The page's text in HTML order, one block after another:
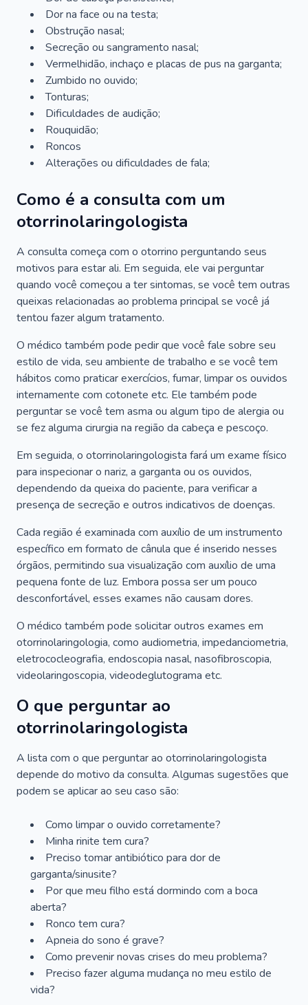
Dor na face ou na testa;
Obstrução nasal;
Secreção ou sangramento nasal;
Vermelhidão, inchaço e placas de pus na garganta;
Zumbido no ouvido;
Tonturas;
Dificuldades de audição;
Rouquidão;
Roncos
Alterações ou dificuldades de fala;
Como é a consulta com um
otorrinolaringologista
A consulta começa com o otorrino perguntando seus
motivos para estar ali. Em seguida, ele vai perguntar
quando você começou a ter sintomas, se você tem outras
queixas relacionadas ao problema principal se você já
tentou fazer algum tratamento.
O médico também pode pedir que você fale sobre seu
estilo de vida, seu ambiente de trabalho e se você tem
hábitos como praticar exercícios, fumar, limpar os ouvidos
internamente com cotonete etc. Ele também pode
perguntar se você tem asma ou algum tipo de alergia ou
se fez alguma cirurgia na região da cabeça e pescoço.
Em seguida, o otorrinolaringologista fará um exame físico
para inspecionar o nariz, a garganta ou os ouvidos,
dependendo da queixa do paciente, para verificar a
presença de secreção e outros indicativos de doenças.
Cada região é examinada com auxílio de um instrumento
específico em formato de cânula que é inserido nesses
órgãos, permitindo sua visualização com auxílio de uma
pequena fonte de luz. Embora possa ser um pouco
desconfortável, esses exames não causam dores.
O médico também pode solicitar outros exames em
otorrinolaringologia, como audiometria, impedanciometria,
eletrococleografia, endoscopia nasal, nasofibroscopia,
videolaringoscopia, videodeglutograma etc.
O que perguntar ao
otorrinolaringologista
A lista com o que perguntar ao otorrinolaringologista
depende do motivo da consulta. Algumas sugestões que
podem se aplicar ao seu caso são:
Como limpar o ouvido corretamente?
Minha rinite tem cura?
Preciso tomar antibiótico para dor de
garganta/sinusite?
Por que meu filho está dormindo com a boca
aberta?
Ronco tem cura?
Apneia do sono é grave?
Como prevenir novas crises do meu problema?
Preciso fazer alguma mudança no meu estilo de
vida?